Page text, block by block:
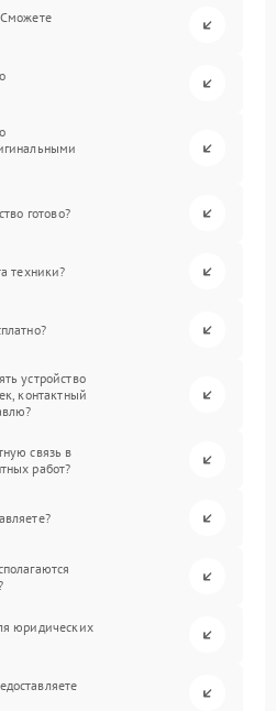
готово?
техники?
устройство
контактный
связь в
работ?
юридических